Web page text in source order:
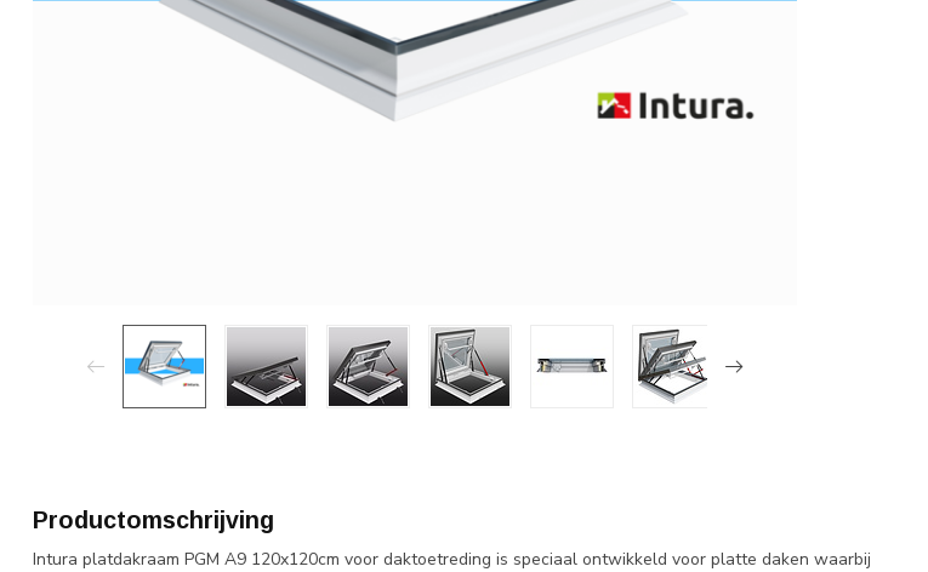
Productomschrijving
Intura platdakraam PGM A9 120x120cm voor daktoetreding is speciaal ontwikkeld voor platte daken waarbij